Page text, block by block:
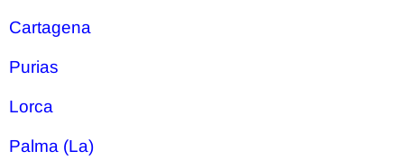
Cartagena
Purias
Lorca
Palma (La)